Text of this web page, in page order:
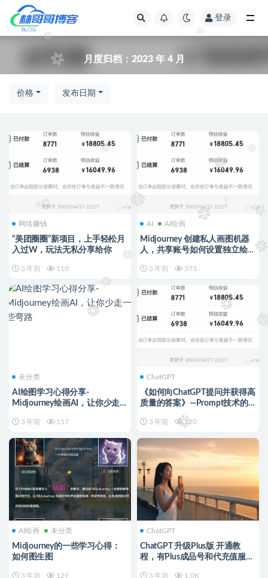
登录
月度归档： 2023 年 4 月
价格 发布日期
网络赚钱
“美团圈圈”新项目，上手轻松月
入过W，玩法无私分享给你
3 年前 110
AI AI绘画
Midjourney 创建私人画图机器
人，共享账号如何设置独立绘画
3 年前 373
未分类
AI绘图学习心得分享-
Midjourney绘画AI，让你少走一
3 年前 157
ChatGPT
《如何向ChatGPT提问并获得高
质量的答案》—Prompt技术的
3 年前 120
AI绘画 未分类
Midjourney的一些学习心得：
如何图生图
3 年前 129
ChatGPT
ChatGPT 升级Plus版 开通教
程，有Plus成品号和代充值服务
3 年前 1.0K